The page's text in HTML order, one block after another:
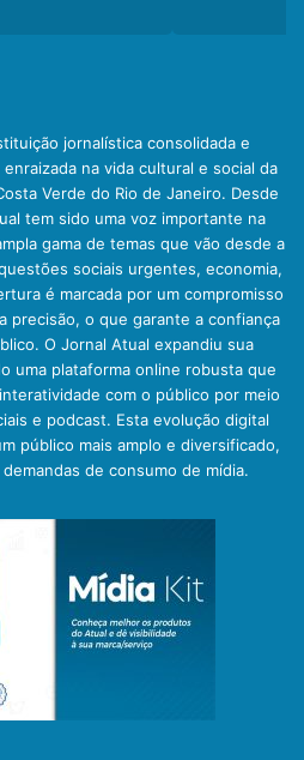
jornalística consolidada e
na vida cultural e social da
Verde do Rio de Janeiro. Desde
tem sido uma voz importante na
gama de temas que vão desde a
sociais urgentes, economia,
é marcada por um compromisso
precisão, o que garante a confiança
O Jornal Atual expandiu sua
uma plataforma online robusta que
com o público por meio
e podcast. Esta evolução digital
público mais amplo e diversificado,
de consumo de mídia.